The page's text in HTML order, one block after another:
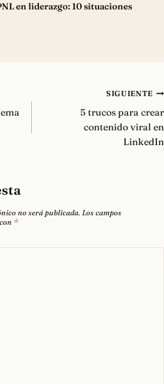
en liderazgo: 10 situaciones
SIGUIENTE
5 trucos para crear
contenido viral en
LinkedIn
no será publicada. Los campos
*